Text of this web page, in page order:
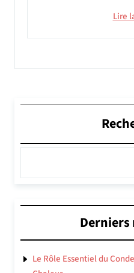
Lire
Derniers
Le Rôle Essentiel du